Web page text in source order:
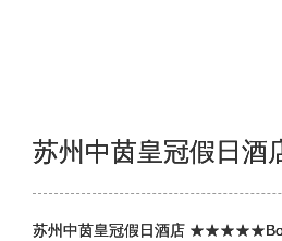
苏州中茵皇冠假日
苏州中茵皇冠假日酒店